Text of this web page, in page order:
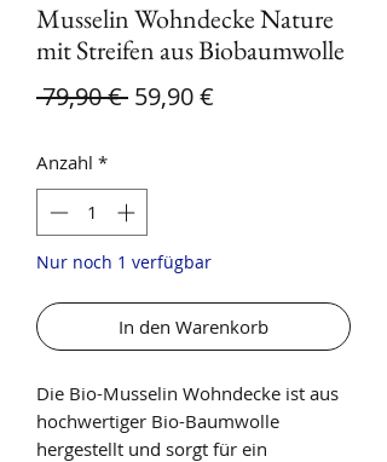
Musselin Wohndecke Nature
mit Streifen aus Biobaumwolle
79,90 € Standardpreis
59,90 €
Anzahl *
Nur noch 1 verfügbar
In den Warenkorb
Die Bio-Musselin Wohndecke ist aus
hochwertiger Bio-Baumwolle
hergestellt und sorgt für ein